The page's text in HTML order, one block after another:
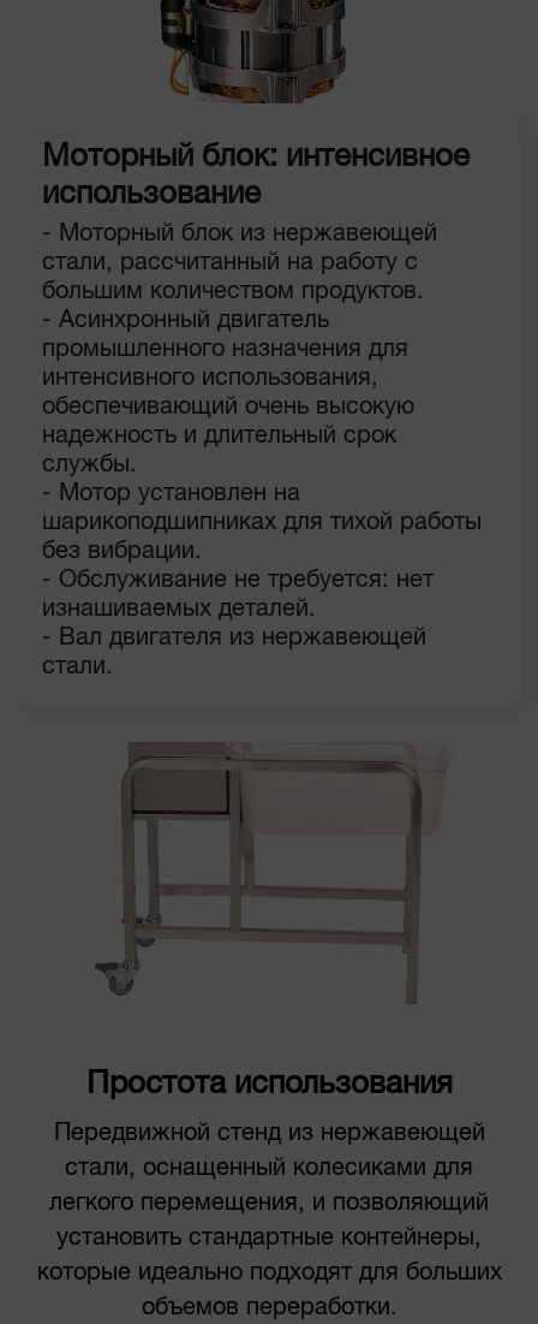
Моторный блок: интенсивное
использование
- Моторный блок из нержавеющей
стали, рассчитанный на работу с
большим количеством продуктов.
- Асинхронный двигатель
промышленного назначения для
интенсивного использования,
обеспечивающий очень высокую
надежность и длительный срок
службы.
- Мотор установлен на
шарикоподшипниках для тихой работы
без вибрации.
- Обслуживание не требуется: нет
изнашиваемых деталей.
- Вал двигателя из нержавеющей
стали.
Простота использования
Передвижной стенд из нержавеющей
стали, оснащенный колесиками для
легкого перемещения, и позволяющий
установить стандартные контейнеры,
которые идеально подходят для больших
объемов переработки.